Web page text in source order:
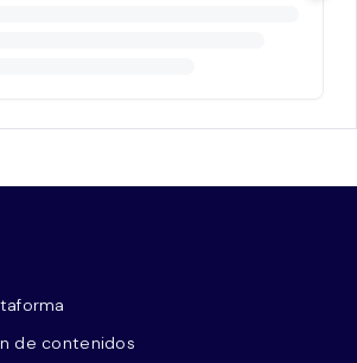
de contenidos